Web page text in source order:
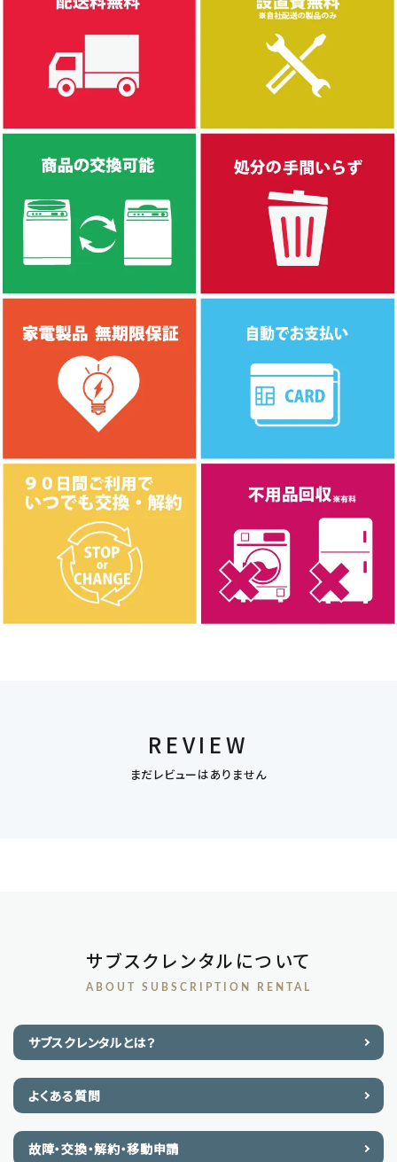
REVIEW
まだレビューはありません
サブスクレンタルについて
ABOUT SUBSCRIPTION RENTAL
サブスクレンタルとは？
よくある質問
故障・交換・解約・移動申請